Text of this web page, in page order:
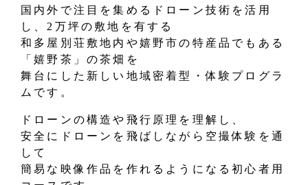
国内外で注目を集めるドローン技術を活用
し、2万坪の敷地を有する
和多屋別荘敷地内や嬉野市の特産品でもある
「嬉野茶」の茶畑を
舞台にした新しい地域密着型・体験プログラ
ムです。
ドローンの構造や飛行原理を理解し、
安全にドローンを飛ばしながら空撮体験を通
して
簡易な映像作品を作れるようになる初心者用